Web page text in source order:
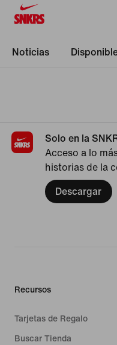
Noticias
Solo en la
Acceso a lo
historias de la
Descargar
Recursos
Tarjetas de Regalo
Buscar Tienda